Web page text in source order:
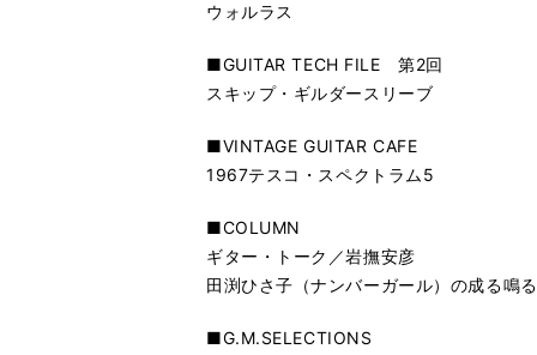
ウォルラス
■GUITAR TECH FILE 第2回
スキップ・ギルダースリーブ
■VINTAGE GUITAR CAFE
1967テスコ・スペクトラム5
■COLUMN
ギター・トーク／岩撫安彦
田渕ひさ子（ナンバーガール）の成る鳴
■G.M.SELECTIONS